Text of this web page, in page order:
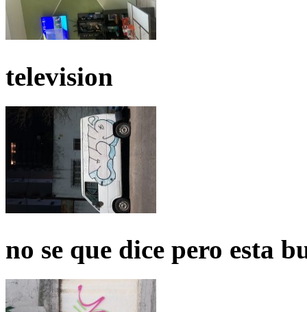
television
no se que dice pero esta